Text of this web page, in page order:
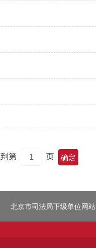
到第 页
北京市司法局下级单位网站